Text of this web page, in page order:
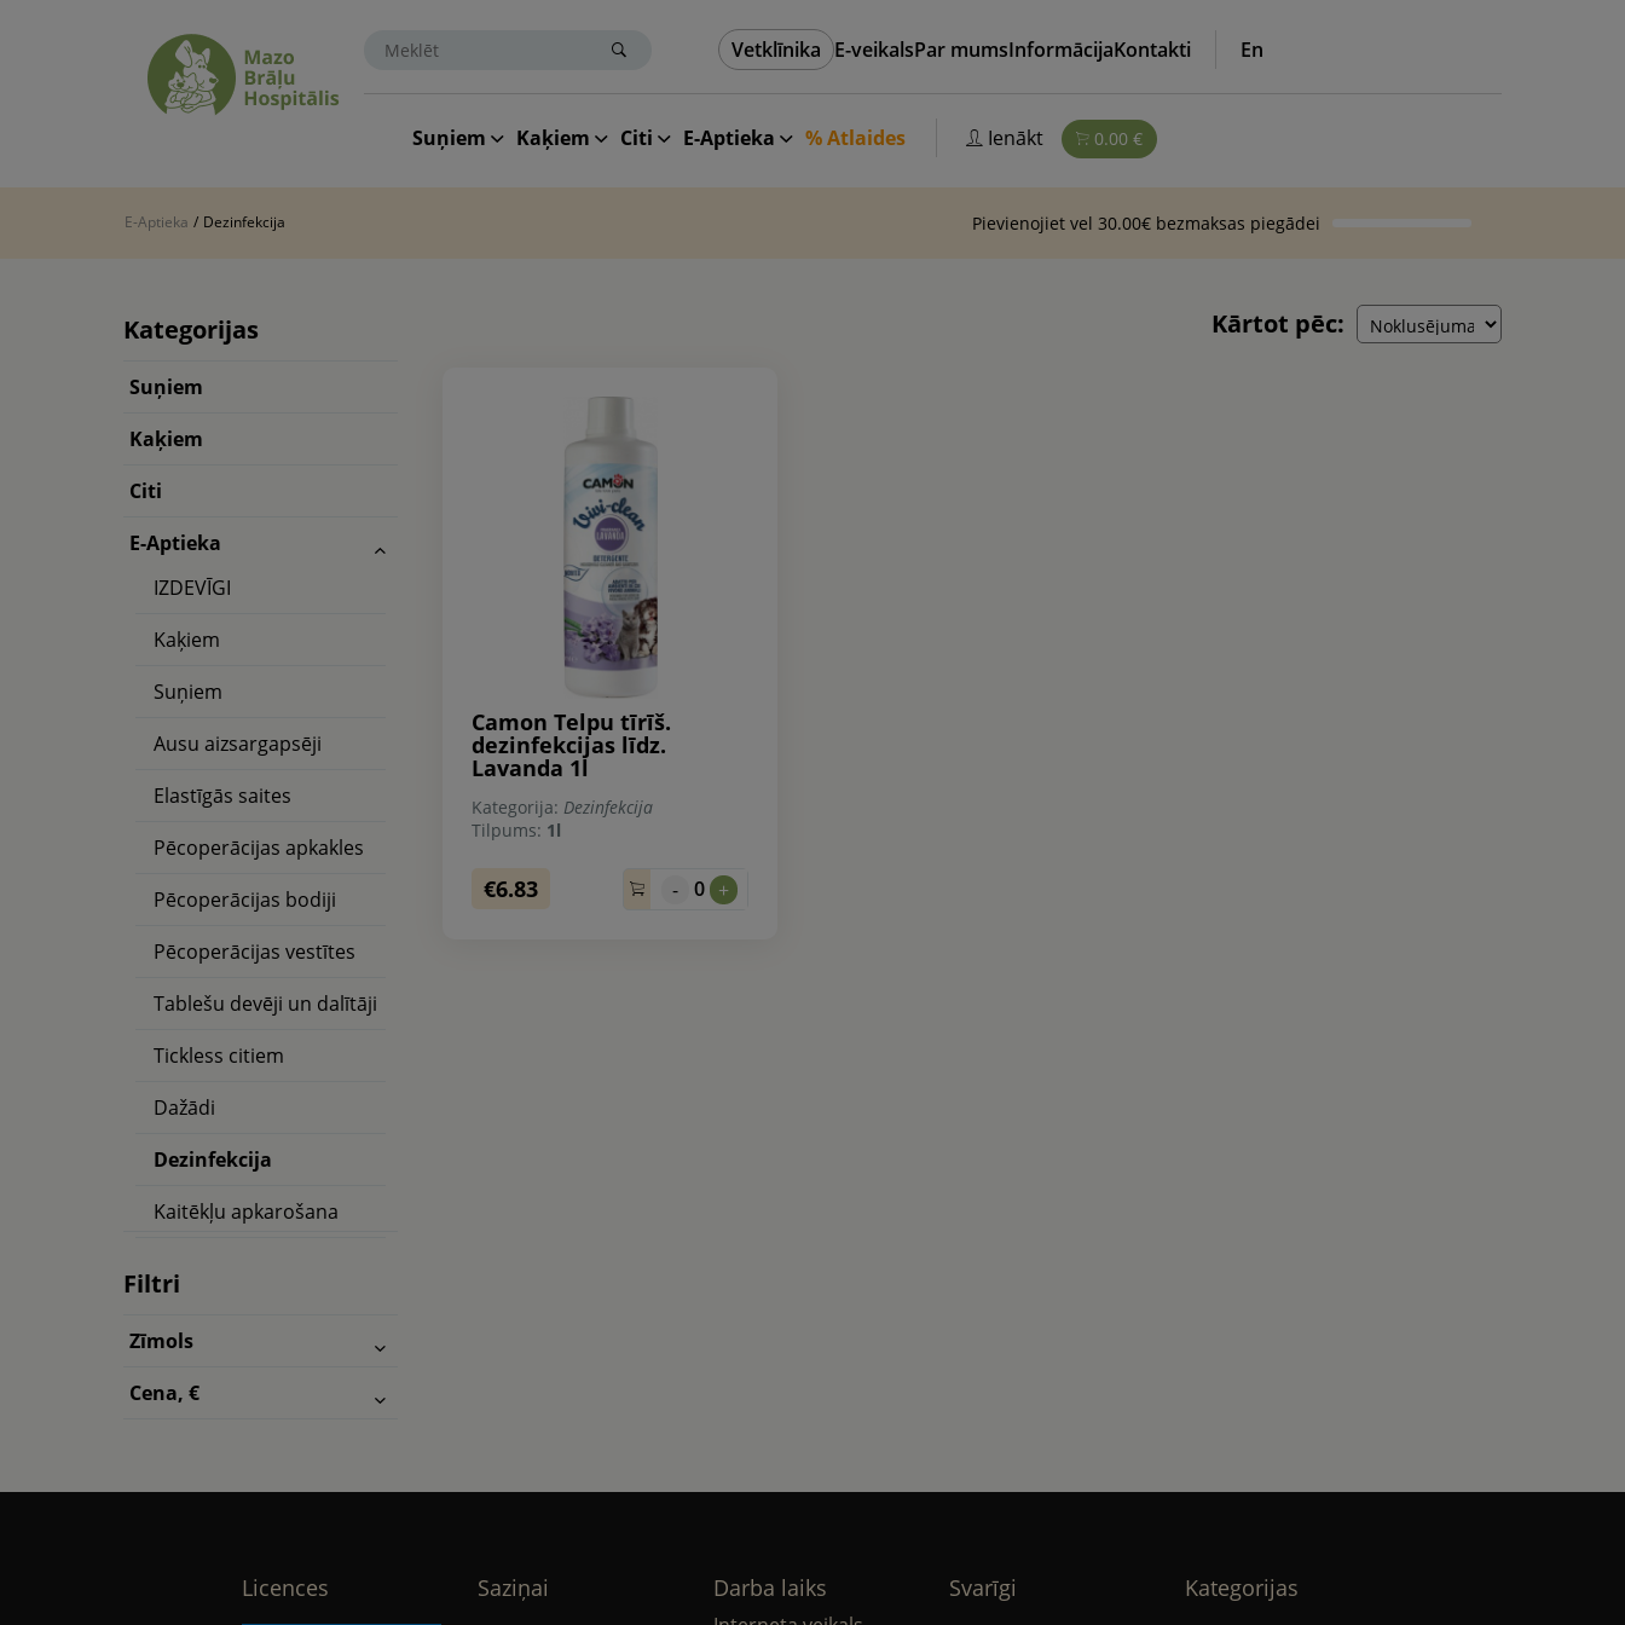
Vetklīnika E-veikalsPar mumsInformācijaKontakti En
Suņiem Kaķiem Citi E-Aptieka % Atlaides Ienākt 0.00 €
Pievienojiet vel 30.00€ bezmaksas piegādei
E-Aptieka / Dezinfekcija
Kārtot pēc:
Kategorijas
Suņiem
Kaķiem
Citi
E-Aptieka
IZDEVĪGI
Kaķiem
Suņiem
Ausu aizsargapsēji
Elastīgās saites
Pēcoperācijas apkakles
Pēcoperācijas bodiji
Pēcoperācijas vestītes
Tablešu devēji un dalītāji
Tickless citiem
Dažādi
Dezinfekcija
Kaitēkļu apkarošana
Filtri
Zīmols
Cena, €
Camon Telpu tīrīš.
dezinfekcijas līdz.
Lavanda 1l
Kategorija: Dezinfekcija
Tilpums: 1l
€6.83 - 0 +
Licences Saziņai Darba laiks Svarīgi Kategorijas